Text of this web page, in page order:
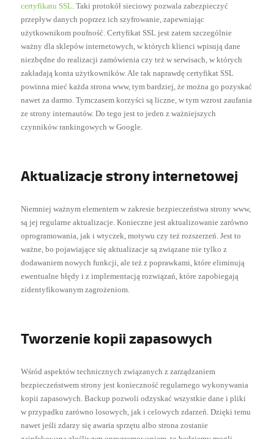
certyfikatu SSL . Taki protokół sieciowy pozwala zabezpieczyć
przepływ danych poprzez ich szyfrowanie, zapewniając
użytkownikom poufność. Certyfikat SSL jest zatem szczególnie
ważny dla sklepów internetowych, w których klienci wpisują dane
niezbędne do realizacji zamówienia czy też w serwisach, w których
zakładają konta użytkowników. Ale tak naprawdę certyfikat SSL
powinna mieć każda strona www, tym bardziej, że można go pozyskać
nawet za darmo. Tymczasem korzyści są liczne, w tym wzrost zaufania
ze strony internautów. Do tego jest to jeden z ważniejszych
czynników rankingowych w Google.
Aktualizacje strony internetowej
Niemniej ważnym elementem w zakresie bezpieczeństwa strony www,
są jej regularne aktualizacje. Konieczne jest aktualizowanie zarówno
oprogramowania, jak i wtyczek, motywu czy też rozszerzeń. Jest to
ważne, bo pojawiające się aktualizacje są związane nie tylko z
dodawaniem nowych funkcji, ale też z poprawkami, które eliminują
ewentualne błędy i z implementacją rozwiązań, które zapobiegają
zidentyfikowanym zagrożeniom.
Tworzenie kopii zapasowych
Wśród aspektów technicznych związanych z zarządzaniem
bezpieczeństwem strony jest konieczność regularnego wykonywania
kopii zapasowych. Backup pozwoli odzyskać wszystkie dane i pliki
w przypadku zarówno losowych, jak i celowych zdarzeń. Dzięki temu
nawet jeśli zdarzy się awaria sprzętu albo strona zostanie